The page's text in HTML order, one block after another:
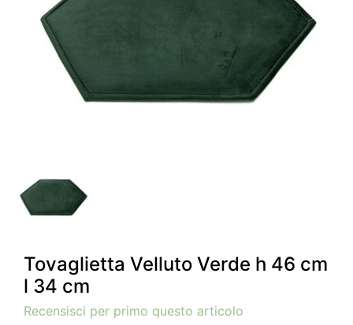
Tovaglietta Velluto Verde h 46 cm
l 34 cm
Recensisci per primo questo articolo